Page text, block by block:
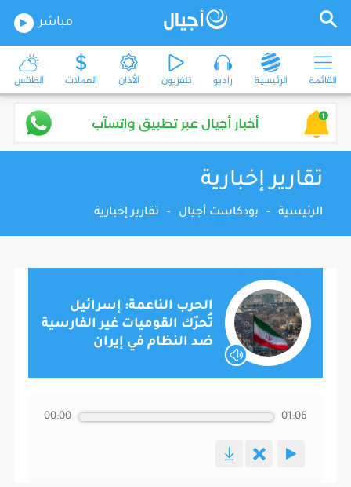
مباشر
القائمة الرئيسية راديو تلفزيون الأذان العملات الطقس
تقارير إخبارية
الرئيسية - بودكاست أجيال - تقارير إخبارية
الحرب الناعمة: إسرائيل
تُحرّك القوميات غير الفارسية
ضد النظام في إيران
00:00 01:06